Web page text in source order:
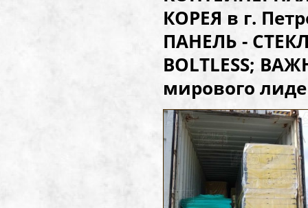
КОРЕЯ в г.
ПАНЕЛЬ -
BOLTLESS;
мирового